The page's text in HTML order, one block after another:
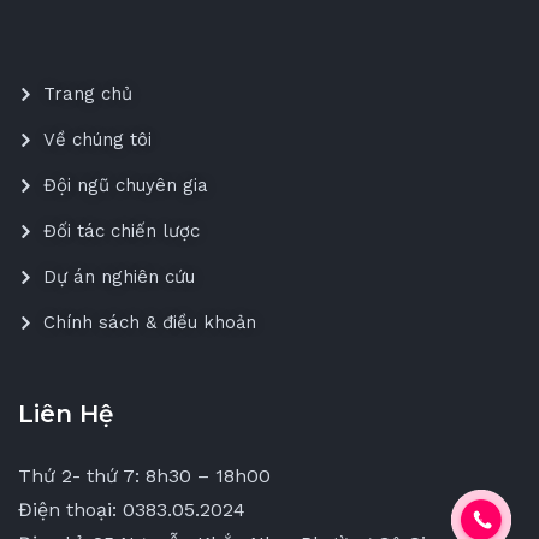
Trang chủ
Về chúng tôi
Đội ngũ chuyên gia
Đối tác chiến lược
Dự án nghiên cứu
Chính sách & điều khoản
Liên Hệ
Thứ 2- thứ 7: 8h30 – 18h00
Điện thoại: 0383.05.2024